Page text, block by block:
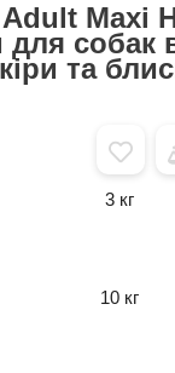
Maxi
собак
та
3 кг
10 кг